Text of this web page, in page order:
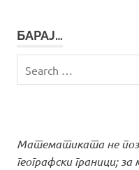
БАРАЈ…
for:
Математиката не
географски граници;